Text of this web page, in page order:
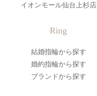
イオンモール仙台上杉店
Ring
結婚指輪から探す
婚約指輪から探す
ブランドから探す